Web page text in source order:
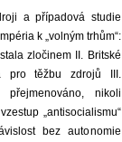
a případová studie
k „volným trhům“:
zločinem II. Britské
pro těžbu zdrojů III.
přejmenováno, nikoli
„antisocialismu“
bez autonomie